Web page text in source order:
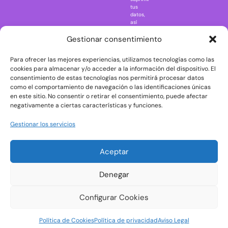
Gestionar consentimiento
Para ofrecer las mejores experiencias, utilizamos tecnologías como las
cookies para almacenar y/o acceder a la información del dispositivo. El
consentimiento de estas tecnologías nos permitirá procesar datos
como el comportamiento de navegación o las identificaciones únicas
en este sitio. No consentir o retirar el consentimiento, puede afectar
negativamente a ciertas características y funciones.
Gestionar los servicios
Aceptar
Denegar
Configurar Cookies
Política de CookiesPolítica de privacidadAviso Legal
Rick and
The Big Bang
Theory
The Blues
Brothers
The
The Shining
Derry
tus
datos,
así
ejercer
consultando
la
información
adicional
y
detallada
sobre